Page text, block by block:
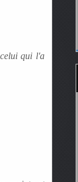
qui l'a